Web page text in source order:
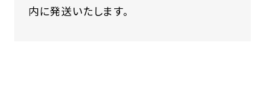
内に発送いたします。